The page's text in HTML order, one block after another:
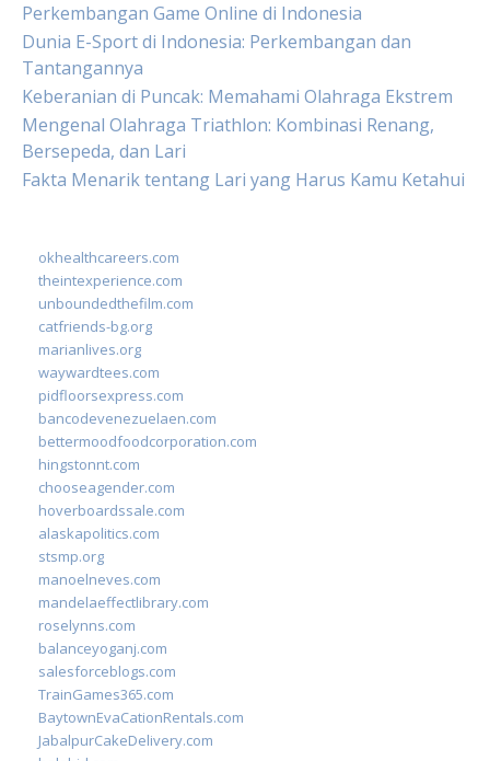
Perkembangan Game Online di Indonesia
Dunia E-Sport di Indonesia: Perkembangan dan
Tantangannya
Keberanian di Puncak: Memahami Olahraga Ekstrem
Mengenal Olahraga Triathlon: Kombinasi Renang,
Bersepeda, dan Lari
Fakta Menarik tentang Lari yang Harus Kamu Ketahui
okhealthcareers.com
theintexperience.com
unboundedthefilm.com
catfriends-bg.org
marianlives.org
waywardtees.com
pidfloorsexpress.com
bancodevenezuelaen.com
bettermoodfoodcorporation.com
hingstonnt.com
chooseagender.com
hoverboardssale.com
alaskapolitics.com
stsmp.org
manoelneves.com
mandelaeffectlibrary.com
roselynns.com
balanceyoganj.com
salesforceblogs.com
TrainGames365.com
BaytownEvaCationRentals.com
JabalpurCakeDelivery.com